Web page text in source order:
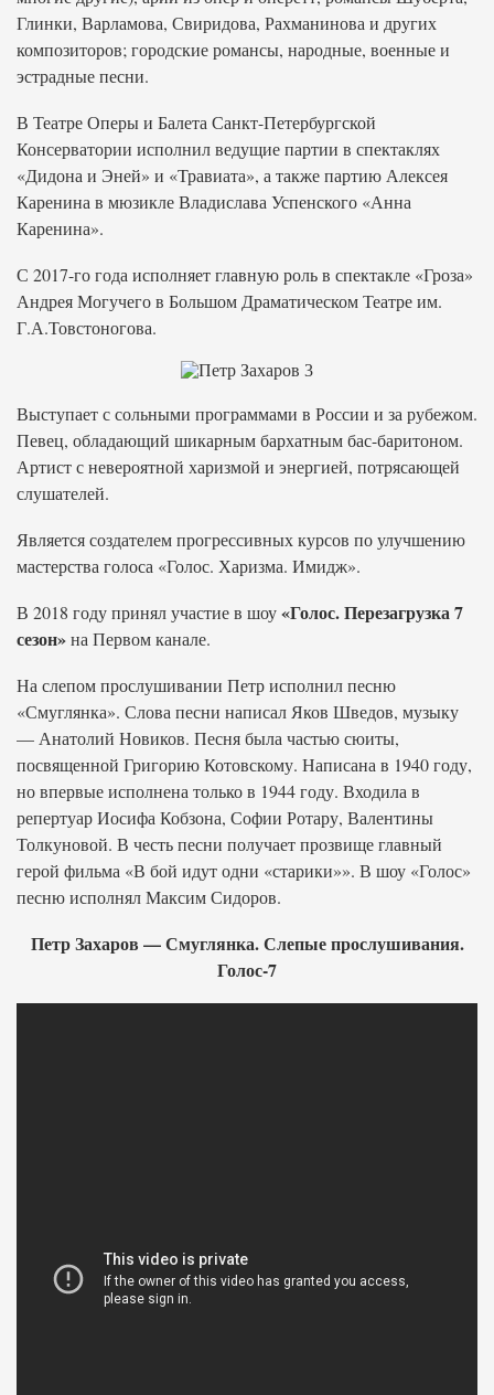
Глинки, Варламова, Свиридова, Рахманинова и других
композиторов; городские романсы, народные, военные и
эстрадные песни.
В Театре Оперы и Балета Санкт-Петербургской
Консерватории исполнил ведущие партии в спектаклях
«Дидона и Эней» и «Травиата», а также партию Алексея
Каренина в мюзикле Владислава Успенского «Анна
Каренина».
С 2017-го года исполняет главную роль в спектакле «Гроза»
Андрея Могучего в Большом Драматическом Театре им.
Г.А.Товстоногова.
Выступает с сольными программами в России и за рубежом.
Певец, обладающий шикарным бархатным бас-баритоном.
Артист с невероятной харизмой и энергией, потрясающей
слушателей.
Является создателем прогрессивных курсов по улучшению
мастерства голоса «Голос. Харизма. Имидж».
В 2018 году принял участие в шоу«Голос. Перезагрузка 7
сезон»на Первом канале.
На слепом прослушивании Петр исполнил песню
«Смуглянка». Слова песни написал Яков Шведов, музыку
— Анатолий Новиков. Песня была частью сюиты,
посвященной Григорию Котовскому. Написана в 1940 году,
но впервые исполнена только в 1944 году. Входила в
репертуар Иосифа Кобзона, Софии Ротару, Валентины
Толкуновой. В честь песни получает прозвище главный
герой фильма «В бой идут одни «старики»». В шоу «Голос»
песню исполнял Максим Сидоров.
Петр Захаров — Смуглянка. Слепые прослушивания.
Голос-7